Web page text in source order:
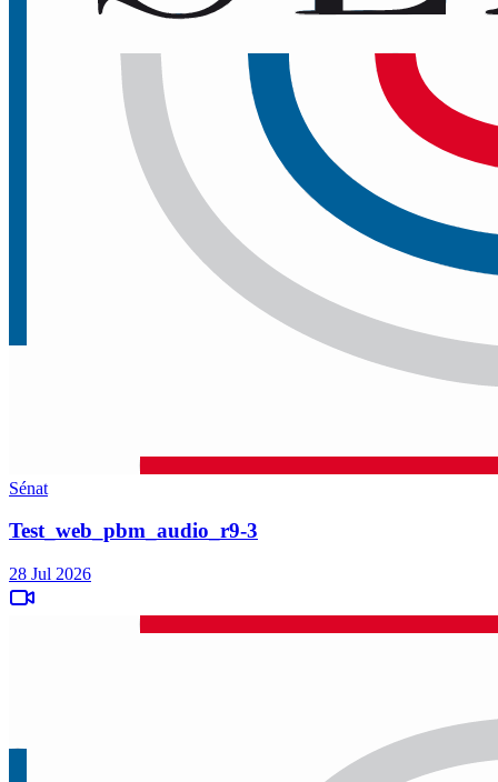
Sénat
Test_web_pbm_audio_r9-3
28 Jul 2026